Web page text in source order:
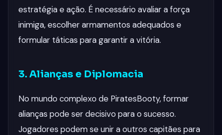
estratégia e ação. É necessário avaliar a força
inimiga, escolher armamentos adequados e
formular táticas para garantir a vitória.
3. Alianças e Diplomacia
No mundo complexo de PiratesBooty, formar
alianças pode ser decisivo para o sucesso.
Jogadores podem se unir a outros capitães para